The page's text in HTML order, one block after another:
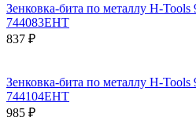
Зенковка-бита по металлу H-
744083EHT
837 ₽
Зенковка-бита по металлу H-
744104EHT
985 ₽